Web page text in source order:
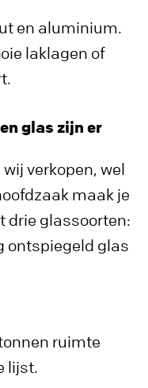
en aluminium.
laklagen of
glas zijn er
verkopen, wel
maak je
drie glassoorten:
ontspiegeld glas
ruimte
lijst.